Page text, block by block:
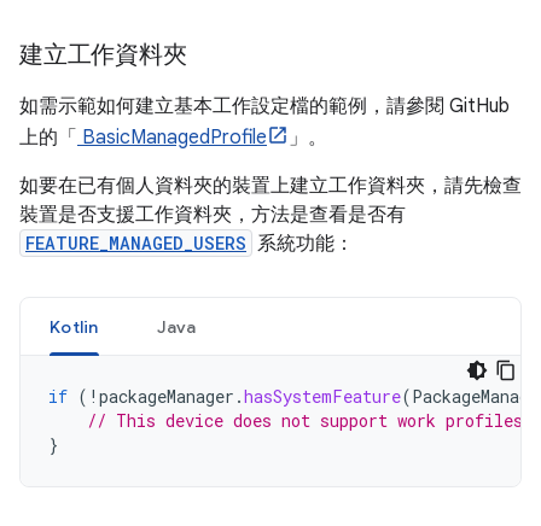
建立工作資料夾
如需示範如何建立基本工作設定檔的範例，請參閱 GitHub
上的「 BasicManagedProfile
」。
如要在已有個人資料夾的裝置上建立工作資料夾，請先檢查
裝置是否支援工作資料夾，方法是查看是否有
FEATURE_MANAGED_USERS 系統功能：
Kotlin Java
if ( ! packageManager .hasSystemFeature(
// This device does not support work profiles!
}